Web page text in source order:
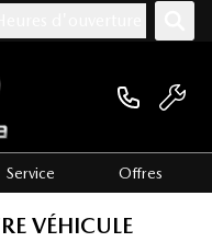
Service Offres
VÉHICULE